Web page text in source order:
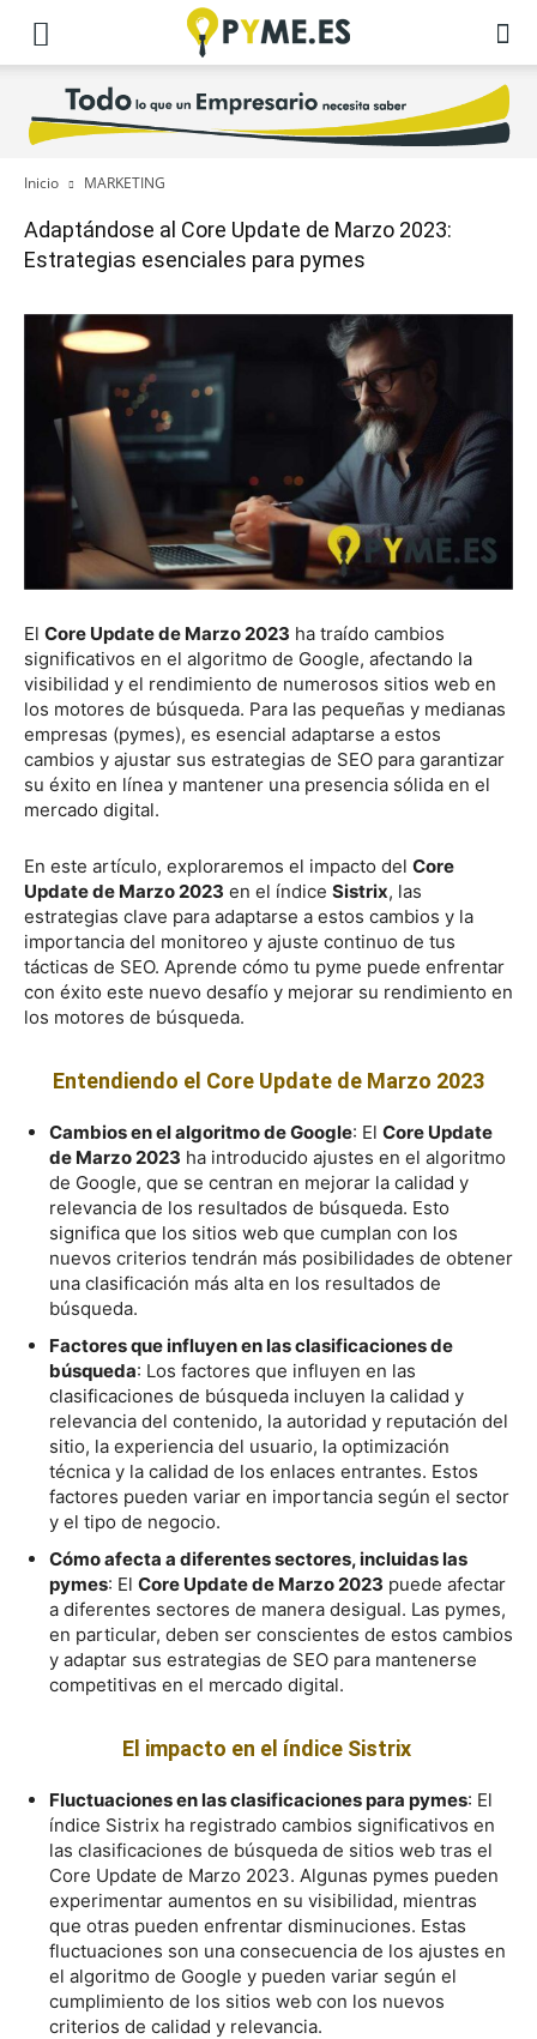
Inicio MARKETING
Adaptándose al Core Update de Marzo 2023:
Estrategias esenciales para pymes
El Core Update de Marzo 2023 ha traído cambios
significativos en el algoritmo de Google, afectando la
visibilidad y el rendimiento de numerosos sitios web en
los motores de búsqueda. Para las pequeñas y medianas
empresas (pymes), es esencial adaptarse a estos
cambios y ajustar sus estrategias de SEO para garantizar
su éxito en línea y mantener una presencia sólida en el
mercado digital.
En este artículo, exploraremos el impacto del Core
Update de Marzo 2023 en el índice Sistrix, las
estrategias clave para adaptarse a estos cambios y la
importancia del monitoreo y ajuste continuo de tus
tácticas de SEO. Aprende cómo tu pyme puede enfrentar
con éxito este nuevo desafío y mejorar su rendimiento en
los motores de búsqueda.
Entendiendo el Core Update de Marzo 2023
Cambios en el algoritmo de Google: El Core Update
de Marzo 2023 ha introducido ajustes en el algoritmo
de Google, que se centran en mejorar la calidad y
relevancia de los resultados de búsqueda. Esto
significa que los sitios web que cumplan con los
nuevos criterios tendrán más posibilidades de obtener
una clasificación más alta en los resultados de
búsqueda.
Factores que influyen en las clasificaciones de
búsqueda: Los factores que influyen en las
clasificaciones de búsqueda incluyen la calidad y
relevancia del contenido, la autoridad y reputación del
sitio, la experiencia del usuario, la optimización
técnica y la calidad de los enlaces entrantes. Estos
factores pueden variar en importancia según el sector
y el tipo de negocio.
Cómo afecta a diferentes sectores, incluidas las
pymes: El Core Update de Marzo 2023 puede afectar
a diferentes sectores de manera desigual. Las pymes,
en particular, deben ser conscientes de estos cambios
y adaptar sus estrategias de SEO para mantenerse
competitivas en el mercado digital.
El impacto en el índice Sistrix
Fluctuaciones en las clasificaciones para pymes: El
índice Sistrix ha registrado cambios significativos en
las clasificaciones de búsqueda de sitios web tras el
Core Update de Marzo 2023. Algunas pymes pueden
experimentar aumentos en su visibilidad, mientras
que otras pueden enfrentar disminuciones. Estas
fluctuaciones son una consecuencia de los ajustes en
el algoritmo de Google y pueden variar según el
cumplimiento de los sitios web con los nuevos
criterios de calidad y relevancia.